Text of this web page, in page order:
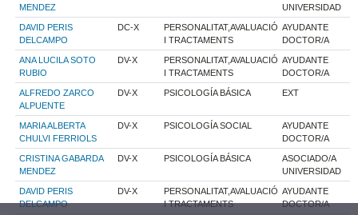
MENDEZ
UNIVERSIDAD
DAVID PERIS
DELCAMPO
DC-X
PERSONALITAT,AVALUACIÓ
I TRACTAMENTS
AYUDANTE
DOCTOR/A
ANA LUCILA SOTO
RUBIO
DV-X
PERSONALITAT,AVALUACIÓ
I TRACTAMENTS
AYUDANTE
DOCTOR/A
ALFREDO ZARCO
ALPUENTE
DV-X PSICOLOGÍA BÁSICA EXT
MARIA ALBERTA
CHULVI FERRIOLS
DV-X PSICOLOGÍA SOCIAL
AYUDANTE
DOCTOR/A
CRISTINA GABARDA
MENDEZ
DV-X PSICOLOGÍA BÁSICA
ASOCIADO/A
UNIVERSIDAD
DAVID PERIS
DELCAMPO
DV-X
PERSONALITAT,AVALUACIÓ
I TRACTAMENTS
AYUDANTE
DOCTOR/A